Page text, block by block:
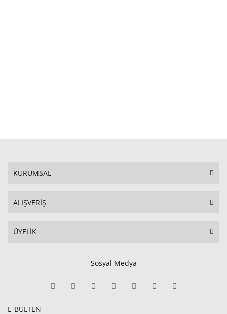
KURUMSAL
ALIŞVERİŞ
ÜYELİK
Sosyal Medya
E-BÜLTEN